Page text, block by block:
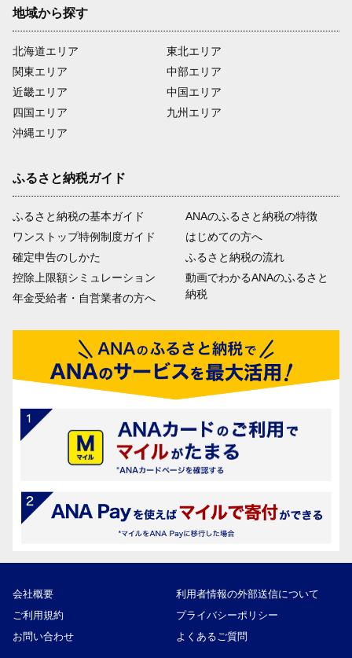
地域から探す
北海道エリア
関東エリア
近畿エリア
四国エリア
沖縄エリア
東北エリア
中部エリア
中国エリア
九州エリア
ふるさと納税ガイド
ふるさと納税の基本ガイド
ワンストップ特例制度ガイド
確定申告のしかた
控除上限額シミュレーション
年金受給者・自営業者の方へ
ANAのふるさと納税の特徴
はじめての方へ
ふるさと納税の流れ
動画でわかるANAのふるさと
納税
会社概要
利用者情報の外部送信について
ご利用規約
プライバシーポリシー
お問い合わせ
よくあるご質問